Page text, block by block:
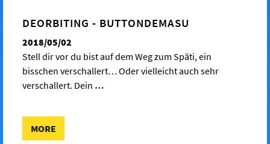
DEORBITING - BUTTONDEMASU
2018/05/02
Stell dir vor du bist auf dem Weg zum Späti, ein
bisschen verschallert… Oder vielleicht auch sehr
verschallert. Dein …
MORE